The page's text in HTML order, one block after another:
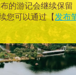
的游记会继续保留
您可以通过【发布